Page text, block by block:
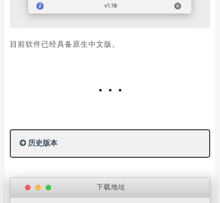
目前软件已经具备原生中文版。
历史版本
下载地址